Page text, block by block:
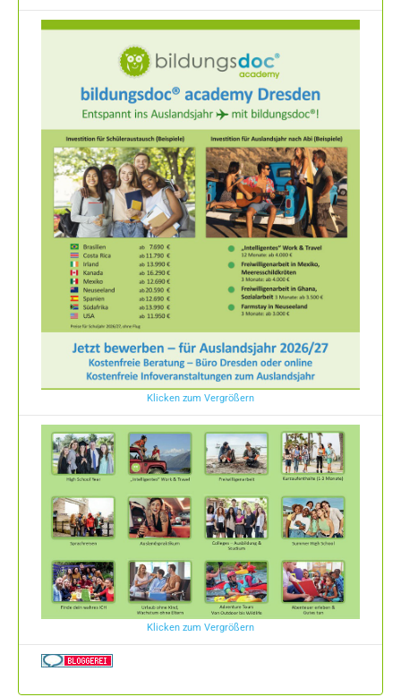
Klicken zum Vergrößern
Klicken zum Vergrößern